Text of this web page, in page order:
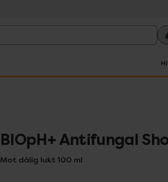
BIOpH+ Antifungal
Mot dålig lukt 100 ml